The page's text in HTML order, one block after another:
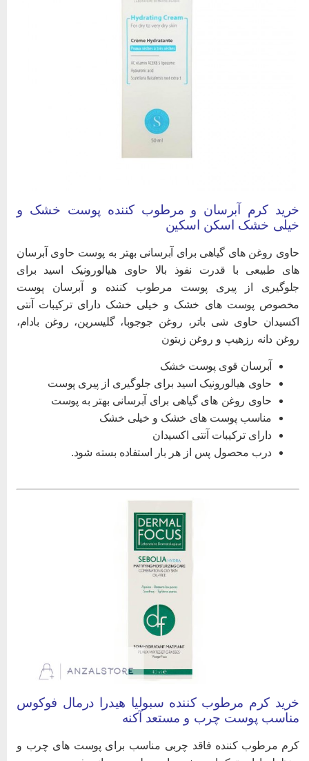
کرم آبرسان و مرطوب کننده پوست خشک و
خشک اسکن اسکین
روغن های گیاهی برای آبرسانی بهتر به پوست حاوی آبرسان
طبیعی با قدرت نفوذ بالا حاوی هیالورونیک اسید برای
از پیری پوست مرطوب کننده و آبرسان پوست
پوست های خشک و خیلی خشک دارای ترکیبات آنتی
حاوی شی باتر، روغن جوجوبا، گلیسرین، روغن بادام،
دانه رزهیپ و روغن زیتون
آبرسان قوی پوست خشک
حاوی هیالورونیک اسید برای جلوگیری از پیری پوست
حاوی روغن های گیاهی برای آبرسانی بهتر به پوست
مناسب پوست های خشک و خیلی خشک
دارای ترکیبات آنتی اکسیدان
درب محصول پس از هر بار استفاده بسته شود.
کرم مرطوب کننده سبولیا هیدرا درمال فوکوس
پوست چرب و مستعد آکنه
مرطوب کننده فاقد چربی مناسب برای پوست های چرب و